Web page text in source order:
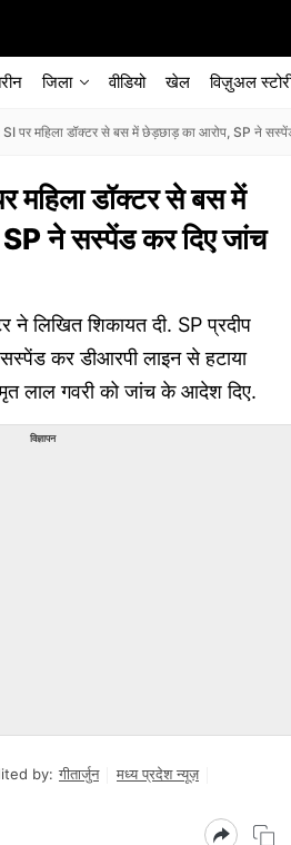
जिला वीडियो खेल विज़ुअल
पर महिला डॉक्टर से बस में छेड़छाड़ का आरोप, SP ने
डॉक्टर से बस में
ने सस्पेंड कर दिए जांच
ने लिखित शिकायत दी. SP प्रदीप
कर डीआरपी लाइन से हटाया
लाल गवरी को जांच के आदेश दिए.
विज्ञापन
by: गीतार्जुन
मध्य प्रदेश न्यूज़